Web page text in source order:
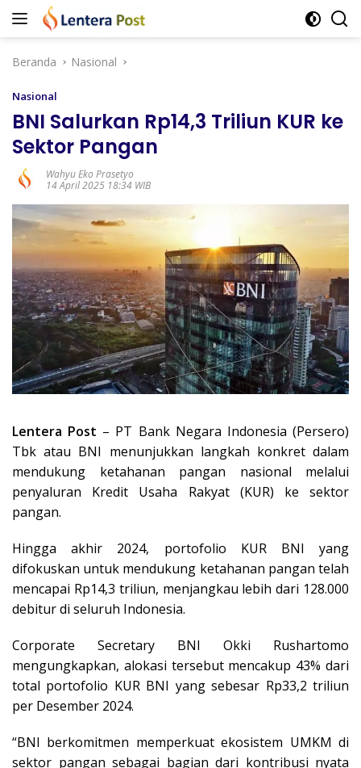
Langsung
Beranda
Nasional
Nasional
BNI Salurkan Rp14,3 Triliun KUR ke
Sektor Pangan
Wahyu Eko Prasetyo
14 April 2025 18:34 WIB
Lentera Post – PT Bank Negara Indonesia (Persero)
Tbk atau BNI menunjukkan langkah konkret dalam
mendukung ketahanan pangan nasional melalui
penyaluran Kredit Usaha Rakyat (KUR) ke sektor
pangan.
Hingga akhir 2024, portofolio KUR BNI yang
difokuskan untuk mendukung ketahanan pangan telah
mencapai Rp14,3 triliun, menjangkau lebih dari 128.000
debitur di seluruh Indonesia.
Corporate Secretary BNI Okki Rushartomo
mengungkapkan, alokasi tersebut mencakup 43% dari
total portofolio KUR BNI yang sebesar Rp33,2 triliun
per Desember 2024.
“BNI berkomitmen memperkuat ekosistem UMKM di
sektor pangan sebagai bagian dari kontribusi nyata